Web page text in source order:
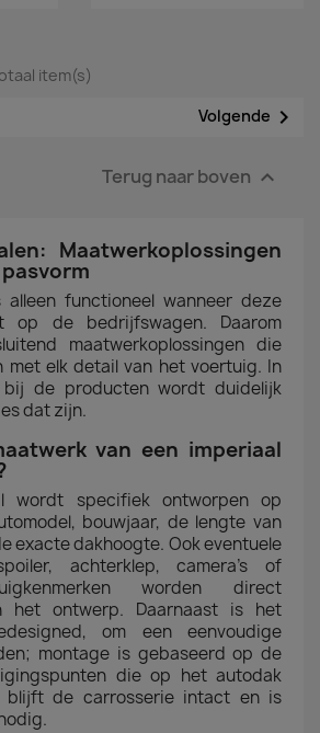
item(s)
Volgende 
Terug naar boven 
Maatwerkoplossingen
alleen functioneel wanneer deze
op de bedrijfswagen. Daarom
maatwerkoplossingen die
met elk detail van het voertuig. In
bij de producten wordt duidelijk
dat zijn.
van een imperiaal
wordt specifiek ontworpen op
bouwjaar, de lengte van
exacte dakhoogte. Ook eventuele
achterklep, camera's of
worden direct
het ontwerp. Daarnaast is het
om een eenvoudige
montage is gebaseerd op de
die op het autodak
blijft de carrosserie intact en is